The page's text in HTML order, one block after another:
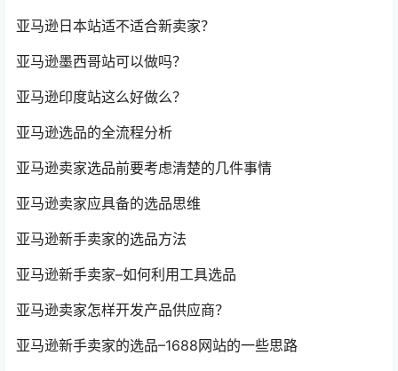
亚马逊日本站适不适合新卖家？
亚马逊墨西哥站可以做吗？
亚马逊印度站这么好做么？
亚马逊选品的全流程分析
亚马逊卖家选品前要考虑清楚的几件事情
亚马逊卖家应具备的选品思维
亚马逊新手卖家的选品方法
亚马逊新手卖家–如何利用工具选品
亚马逊卖家怎样开发产品供应商？
亚马逊新手卖家的选品–1688网站的一些思路